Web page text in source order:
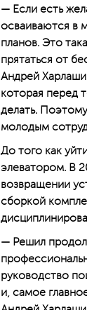
— Если есть
осваиваются в
планов. Это
прятаться от
Андрей
которая перед
делать.
молодым
До того как
элеватором. В
возвращении
сборкой
— Решил
руководство
и, самое